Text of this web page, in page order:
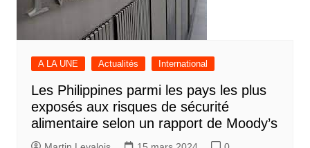
A LA UNE Actualités International
Les Philippines parmi les pays les plus
exposés aux risques de sécurité
alimentaire selon un rapport de Moody’s